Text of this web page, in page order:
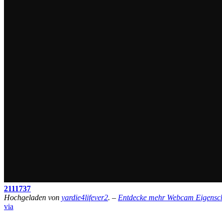
2111737
Hochgeladen von yardie4lifever2. – Entdecke mehr Webcam
via